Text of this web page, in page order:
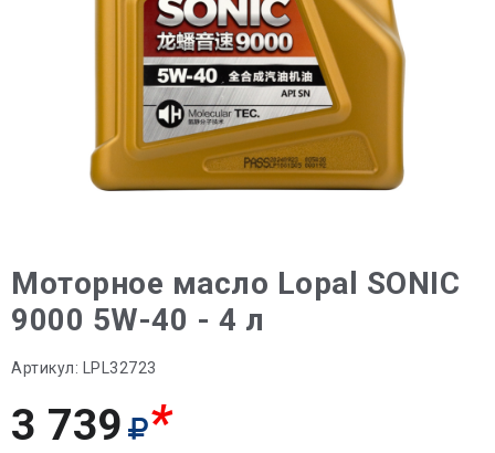
Моторное масло Lopal SONIC
9000 5W-40 - 4 л
Артикул: LPL32723
3 739 *